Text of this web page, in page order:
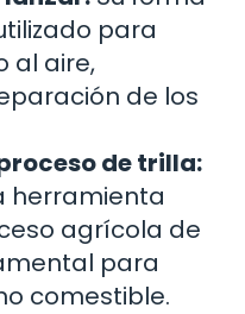
para
al aire,
de los
de trilla:
herramienta
agrícola de
para
comestible.